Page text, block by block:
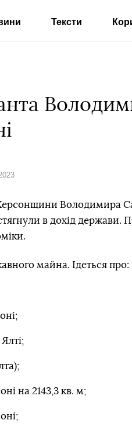
Тексти
Володимира
в дохід держави.
майна. Ідеться про:
на 2143,3 кв. м;